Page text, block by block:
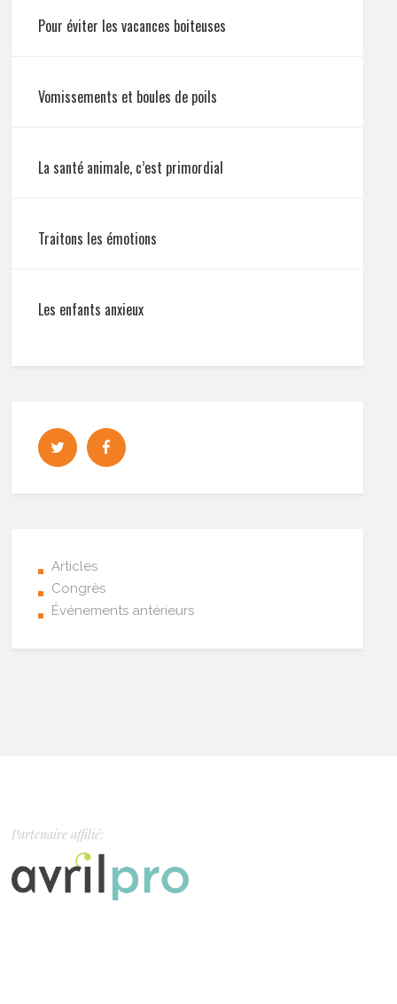
Pour éviter les vacances boiteuses
Vomissements et boules de poils
La santé animale, c’est primordial
Traitons les émotions
Les enfants anxieux
Articles
Congrès
Événements antérieurs
Partenaire affilié: